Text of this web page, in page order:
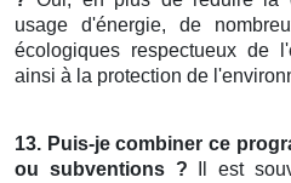
usage d'énergie, de
écologiques respectueux de
ainsi à la protection de
13. Puis-je combiner ce
ou subventions ? Il est